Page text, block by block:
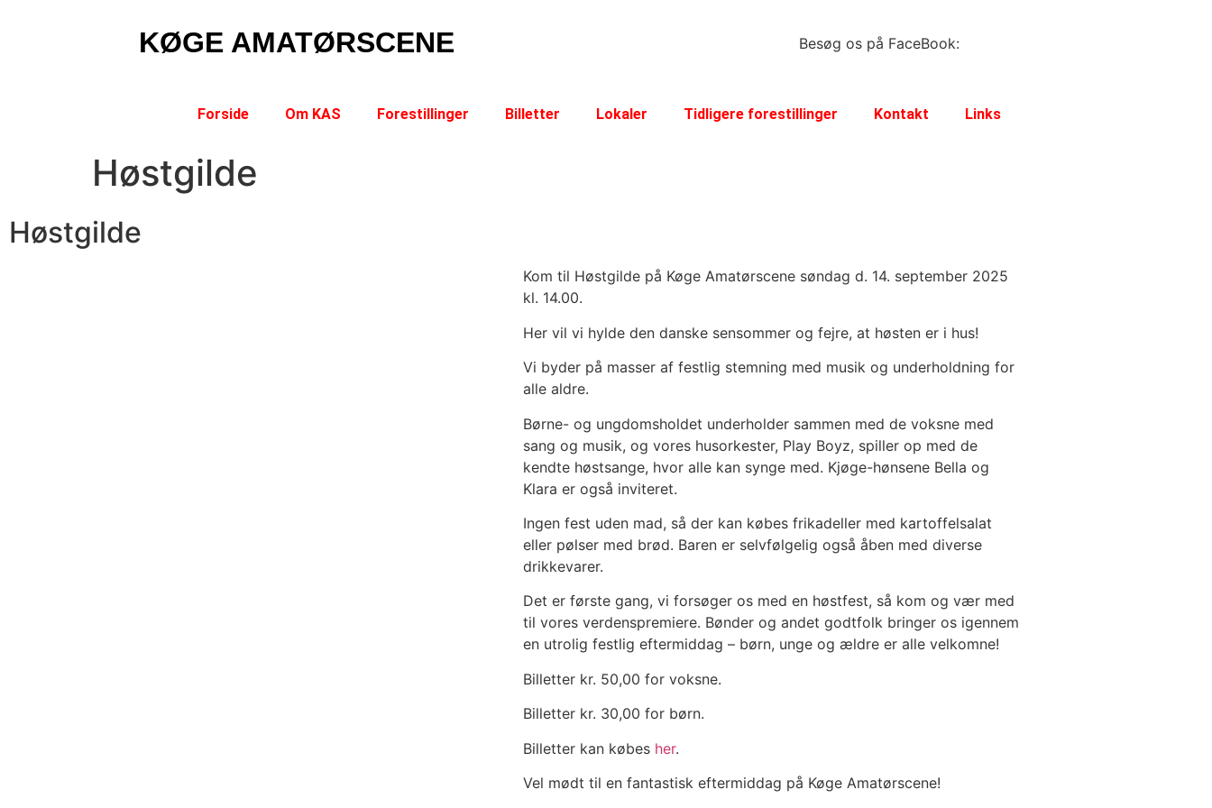
KØGE AMATØRSCENE Besøg os på FaceBook:
Forside Om KAS Forestillinger Billetter Lokaler Tidligere forestillinger Kontakt Links
Høstgilde
Høstgilde
Kom til Høstgilde på Køge Amatørscene søndag d. 14. september 2025
kl. 14.00.
Her vil vi hylde den danske sensommer og fejre, at høsten er i hus!
Vi byder på masser af festlig stemning med musik og underholdning for
alle aldre.
Børne- og ungdomsholdet underholder sammen med de voksne med
sang og musik, og vores husorkester, Play Boyz, spiller op med de
kendte høstsange, hvor alle kan synge med. Kjøge-hønsene Bella og
Klara er også inviteret.
Ingen fest uden mad, så der kan købes frikadeller med kartoffelsalat
eller pølser med brød. Baren er selvfølgelig også åben med diverse
drikkevarer.
Det er første gang, vi forsøger os med en høstfest, så kom og vær med
til vores verdenspremiere. Bønder og andet godtfolk bringer os igennem
en utrolig festlig eftermiddag – børn, unge og ældre er alle velkomne!
Billetter kr. 50,00 for voksne.
Billetter kr. 30,00 for børn.
Billetter kan købes her.
Vel mødt til en fantastisk eftermiddag på Køge Amatørscene!